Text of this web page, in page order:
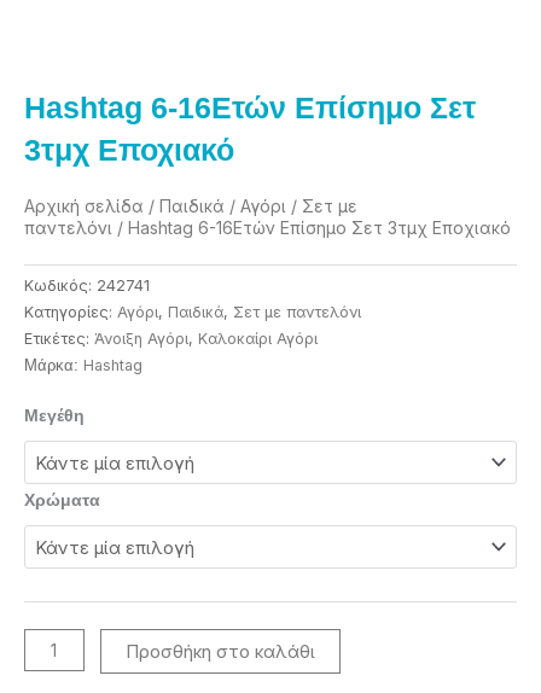
Hashtag 6-16Ετών Επίσημο Σετ
3τμχ Εποχιακό
Αρχική σελίδα / Παιδικά / Αγόρι / Σετ με
παντελόνι / Hashtag 6-16Ετών Επίσημο Σετ 3τμχ Εποχιακό
Κωδικός: 242741
Κατηγορίες: Αγόρι, Παιδικά, Σετ με παντελόνι
Ετικέτες: Άνοιξη Αγόρι, Καλοκαίρι Αγόρι
Μάρκα: Ηashtag
Μεγέθη
Χρώματα
Hashtag
6-
16Ετών
Επίσημο
3τμχ
Εποχιακό
ποσότητα
Προσθήκη στο καλάθι